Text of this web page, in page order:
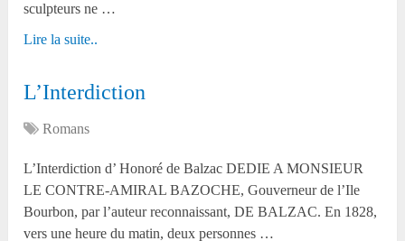
sculpteurs ne …
Lire la suite..
L’Interdiction
Romans
L’Interdiction d’ Honoré de Balzac DEDIE A MONSIEUR
LE CONTRE-AMIRAL BAZOCHE, Gouverneur de l’Ile
Bourbon, par l’auteur reconnaissant, DE BALZAC. En 1828,
vers une heure du matin, deux personnes …